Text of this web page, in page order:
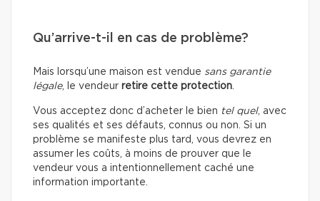
Qu’arrive-t-il en cas de problème?
Mais lorsqu’une maison est vendue sans garantie
légale, le vendeur retire cette protection
Vous acceptez donc d’acheter le bien tel quel, avec
ses qualités et ses défauts, connus ou non. Si un
problème se manifeste plus tard, vous devrez en
assumer les coûts, à moins de prouver que le
vendeur vous a intentionnellement caché une
information importante.